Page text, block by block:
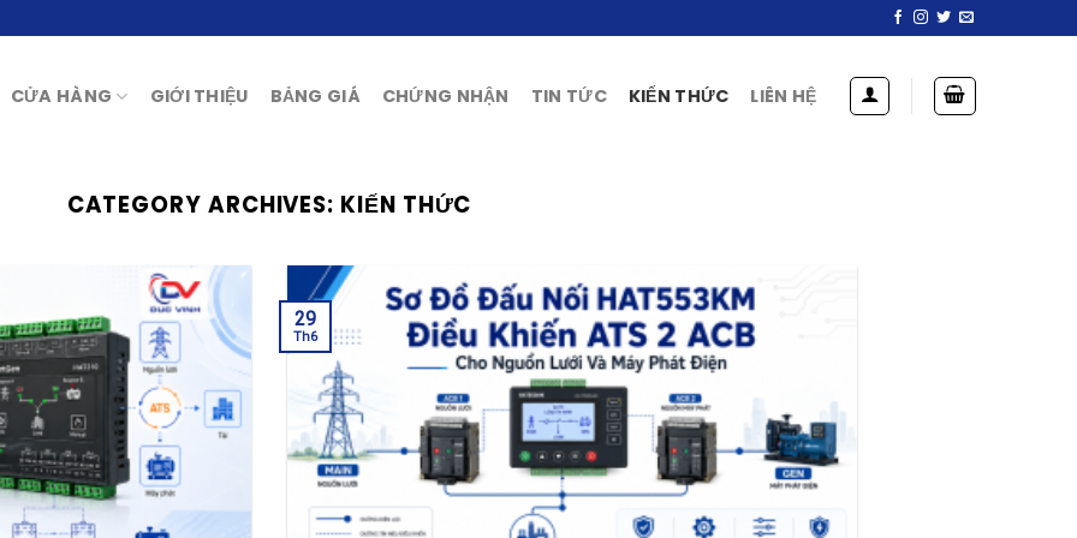
CỬA HÀNG GIỚI THIỆU BẢNG GIÁ CHỨNG NHẬN TIN TỨC KIẾN THỨC LIÊN HỆ
CATEGORY ARCHIVES: KIẾN THỨC
29
Th6